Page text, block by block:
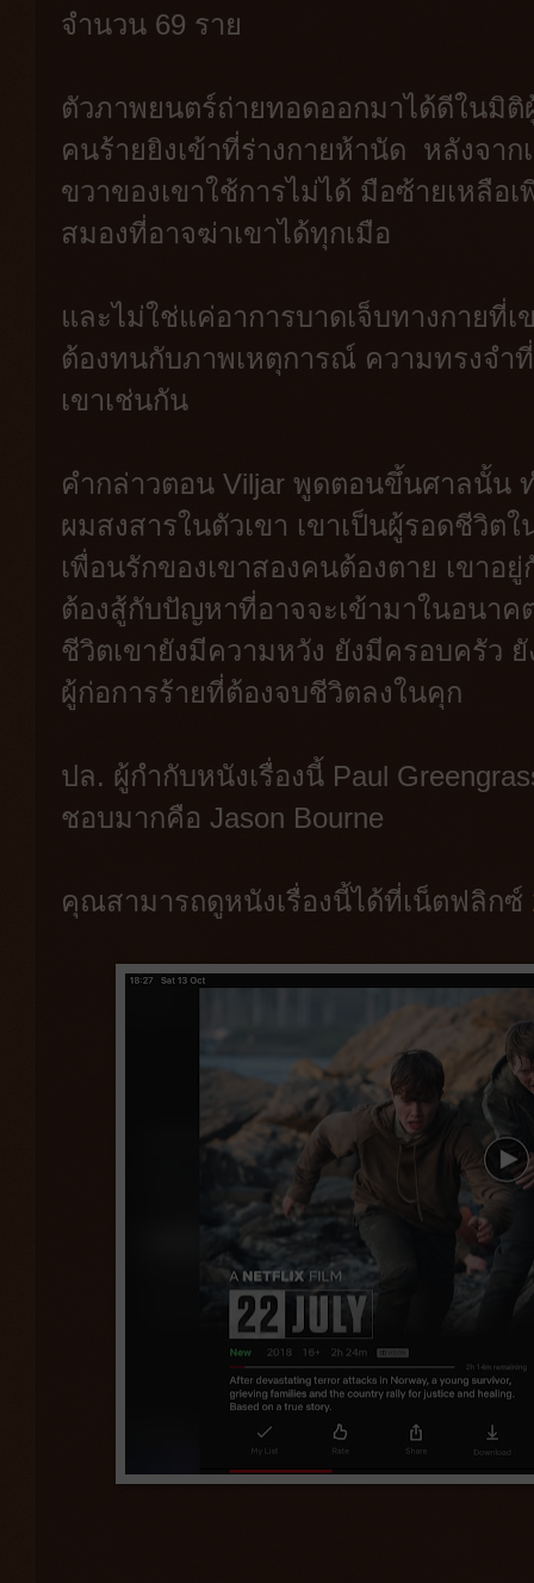
จำนวน 69 ราย
ตัวภาพยนตร์ถ่ายทอดออกมาได้ดีในมิ
คนร้ายยิงเข้าที่ร่างกายห้านัด หลังจาก
ขวาของเขาใช้การไม่ได้ มือซ้ายเหลือ
สมองที่อาจฆ่าเขาได้ทุกเมือ
และไม่ใช่แค่อาการบาดเจ็บทางกายที่
ต้องทนกับภาพเหตุการณ์ ความทรงจำ
เขาเช่นกัน
คำกล่าวตอน Viljar พูดตอนขึ้นศาลนั้น
ผมสงสารในตัวเขา เขาเป็นผู้รอดชีวิ
เพื่อนรักของเขาสองคนต้องตาย เขาอ
ต้องสู้กับปัญหาที่อาจจะเข้ามาในอนาค
ชีวิตเขายังมีความหวัง ยังมีครอบครัว
ผู้ก่อการร้ายที่ต้องจบชีวิตลงในคุก
ปล. ผู้กำกับหนังเรื่องนี้ Paul
ชอบมากคือ Jason Bourne
คุณสามารถดูหนังเรื่องนี้ได้ที่เน็ตฟลิกซ์